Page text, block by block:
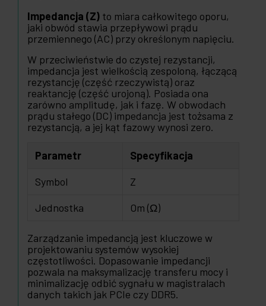
Impedancja (Z) to miara całkowitego oporu,
jaki obwód stawia przepływowi prądu
przemiennego (AC) przy określonym napięciu.
W przeciwieństwie do czystej rezystancji,
impedancja jest wielkością zespoloną, łączącą
rezystancję (część rzeczywistą) oraz
reaktancję (część urojoną). Posiada ona
zarówno amplitudę, jak i fazę. W obwodach
prądu stałego (DC) impedancja jest tożsama z
rezystancją, a jej kąt fazowy wynosi zero.
Parametr
Specyfikacja
Symbol
Z
Jednostka
Om (Ω)
Zarządzanie impedancją jest kluczowe w
projektowaniu systemów wysokiej
częstotliwości. Dopasowanie impedancji
pozwala na maksymalizację transferu mocy i
minimalizację odbić sygnału w magistralach
danych takich jak PCIe czy DDR5.